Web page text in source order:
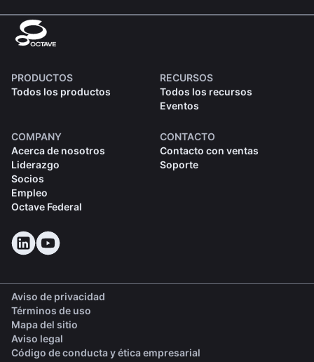
PRODUCTOS
Todos los productos
RECURSOS
Todos los recursos
Eventos
COMPANY
Acerca de nosotros
Liderazgo
Socios
Empleo
Octave Federal
CONTACTO
Contacto con ventas
Soporte
Aviso de privacidad
Términos de uso
Mapa del sitio
Aviso legal
Código de conducta y ética empresarial